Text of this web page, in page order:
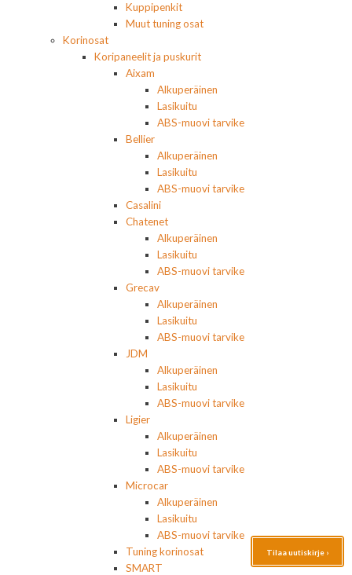
Kuppipenkit
Muut tuning osat
Korinosat
Koripaneelit ja puskurit
Aixam
Alkuperäinen
Lasikuitu
ABS-muovi tarvike
Bellier
Alkuperäinen
Lasikuitu
ABS-muovi tarvike
Casalini
Chatenet
Alkuperäinen
Lasikuitu
ABS-muovi tarvike
Grecav
Alkuperäinen
Lasikuitu
ABS-muovi tarvike
JDM
Alkuperäinen
Lasikuitu
ABS-muovi tarvike
Ligier
Alkuperäinen
Lasikuitu
ABS-muovi tarvike
Microcar
Alkuperäinen
Lasikuitu
ABS-muovi tarvike
Tuning korinosat
SMART
Tilaa uutiskirje ›